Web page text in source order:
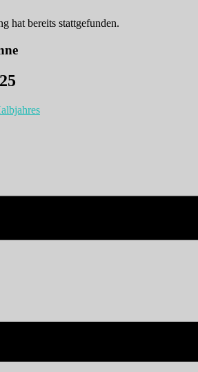
hat bereits stattgefunden.